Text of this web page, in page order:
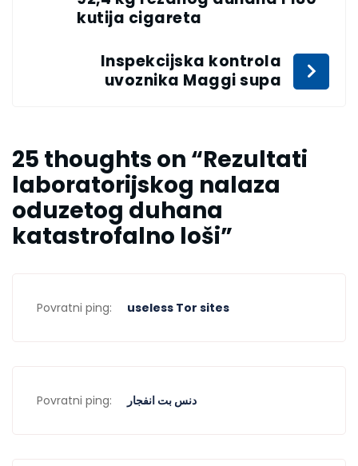
kutija cigareta
Inspekcijska kontrola
uvoznika Maggi supa
25 thoughts on “Rezultati
laboratorijskog nalaza
oduzetog duhana
katastrofalno loši”
Povratni ping: useless Tor sites
Povratni ping: دنس بت انفجار